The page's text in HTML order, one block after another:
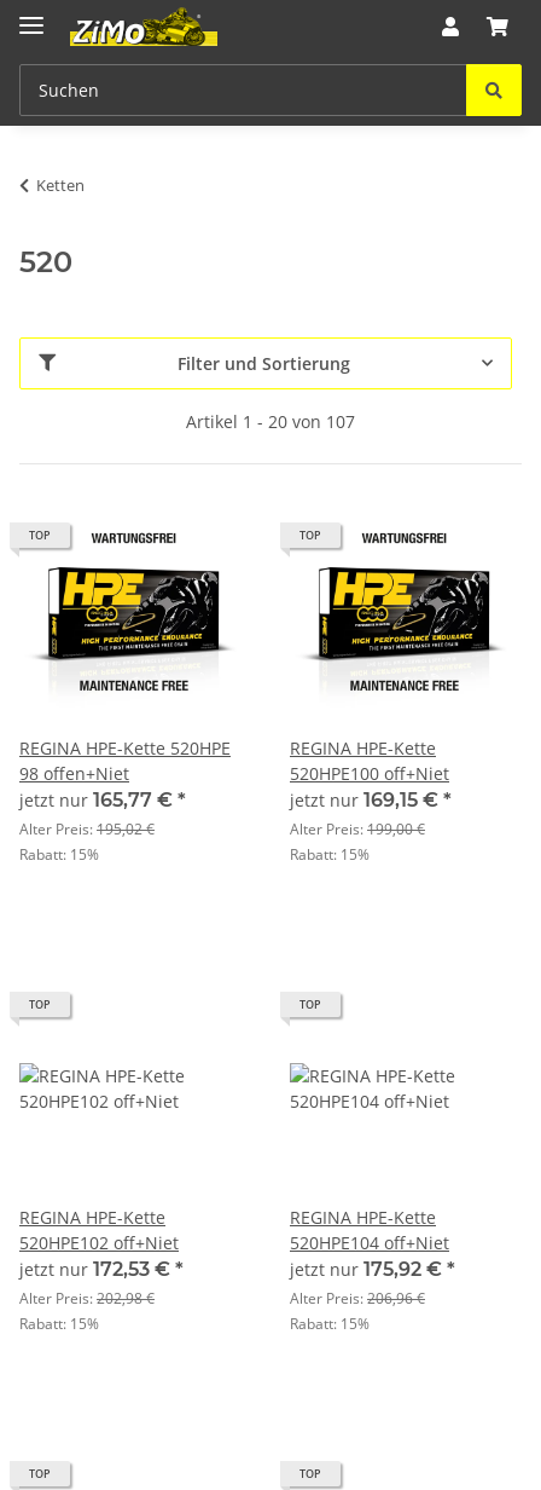
Ketten
520
Filter und Sortierung
Artikel 1 - 20 von 107
TOP
REGINA HPE-Kette 520HPE
98 offen+Niet
jetzt nur 165,77 € *
Alter Preis:195,02 €
Rabatt: 15%
TOP
REGINA HPE-Kette
520HPE100 off+Niet
jetzt nur 169,15 € *
Alter Preis:199,00 €
Rabatt: 15%
TOP
REGINA HPE-Kette
520HPE102 off+Niet
jetzt nur 172,53 € *
Alter Preis:202,98 €
Rabatt: 15%
TOP
REGINA HPE-Kette
520HPE104 off+Niet
jetzt nur 175,92 € *
Alter Preis:206,96 €
Rabatt: 15%
TOP TOP